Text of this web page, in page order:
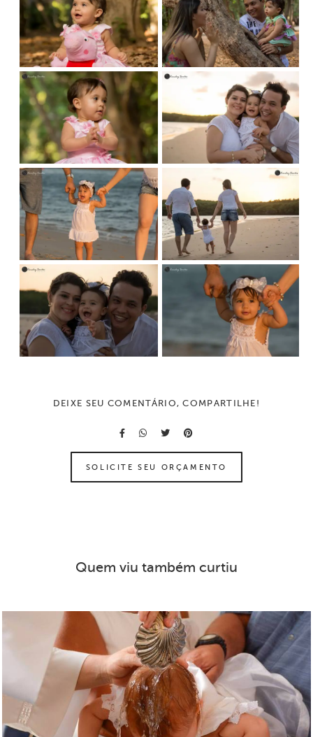
DEIXE SEU COMENTÁRIO, COMPARTILHE!
SOLICITE SEU ORÇAMENTO
Quem viu também curtiu